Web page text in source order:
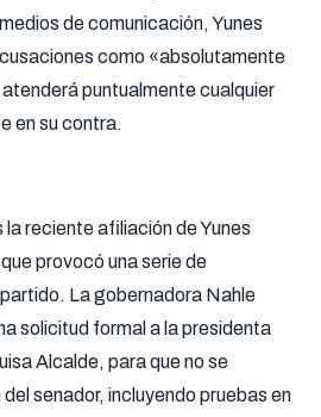
de comunicación, Yunes
como «absolutamente
puntualmente cualquier
en su contra.
reciente afiliación de Yunes
provocó una serie de
La gobernadora Nahle
solicitud formal a la presidenta
Alcalde, para que no se
senador, incluyendo pruebas en